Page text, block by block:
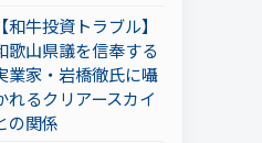
【和牛投資トラブル】
歌山県議を信奉する
業家・岩橋徹氏に囁
れるクリアースカイ
の関係